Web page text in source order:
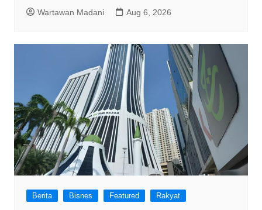
Wartawan Madani Aug 6, 2026
Berita Bisnes Featured Rakyat